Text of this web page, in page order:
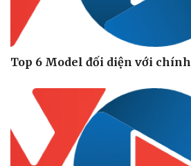
Âm nhạc
Di sản
Top 6 Model đối diện với